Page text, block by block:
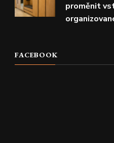
proměnit
FACEBOOK